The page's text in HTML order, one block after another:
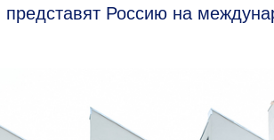
Россию на